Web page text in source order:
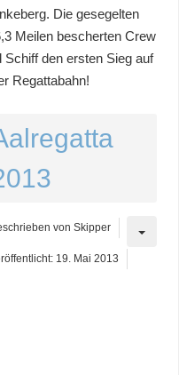
Die gesegelten
Meilen bescherten Crew
Schiff den ersten Sieg auf
Regattabahn!
von Skipper
19. Mai 2013